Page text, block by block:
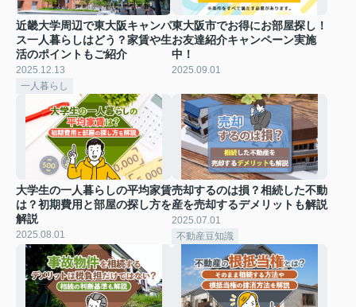
近畿大学周辺で東大阪キャンパ
ス一人暮らしはどう？家賃や生
活のポイントもご紹介
2025.12.13
一人暮らし
東大阪市でお得にお部屋探し！
お友達紹介キャンペーン実施
中！
2025.09.01
大学生の一人暮らしの平均家賃
は？初期費用と部屋の探し方を
解説
2025.08.01
売却するのは損？相続した不動
産を売却するデメリットも解説
2025.07.01
不動産豆知識